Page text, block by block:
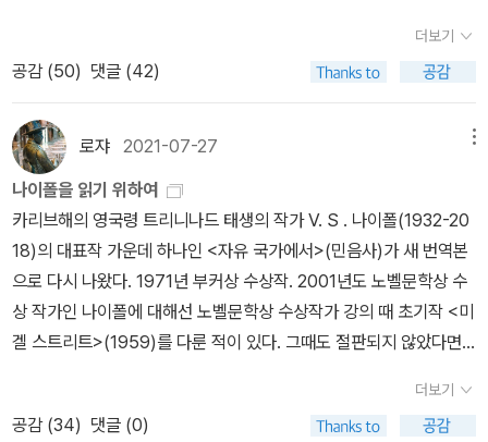
실은 그들이 자초한 일이라고 말하는 사람”이며, 식민지 출신으로서
의 자신의 정체성을 망각하거나 외면하는 사람이었다. 이런 비판은
나이폴이 식민지 출신 작가들에게 기대되는 지배자와 피지배자 구도
의 담론 대신 식민지인(피지배자)들 사이의 내부 갈등을 다루었기 때
문으로 보인다. 나이폴의 작품에서는 대부부분 피지배자들끼리 대결
구도에 있으며, 식민지 상태를 벗어났음에도 자신의 중심을 찾는 진
정한 독립을 성공하지 못하고 주변부에서 떠돌아다닐 뿐인 상태가 그
려진다. 또한 많은 작품에서 인도인들의 집단주의와 문화적인 인습,
힌두교를 비아냥거린다. 그러나 세계적인 작가로서 나이폴이 갖는 정
치적 한계를 차치하고, 인간적인 시각에서 이 작가의 고통에 공감.동
정하지 않을 수 있을까? 작품 속 상황은 제3세계인이 공통적으로 겪
있었다고 하니, 하는 말이다. 1차 세계대전이 발발하기 전, 아직 트리
니다드와 토바고가 각각의 식민지로 떨어져 있을 당시, 트리니다드의
한 농촌 도시에서, 힌두교 미신에 의하면 불길하기 짝이 없는 자정, 밤
열두 시에, 머리부터 나오는 것이 아니라 두 발부터 세상 구경을 하면
서, 손가락을 여섯 개 달고 한 아이가 태어나니 이이가 바로 오늘의 주
인공 모헌 비스와스 씨다. 더 이상 불길할 수 없는 별자리를 타고 난
모헌을 내려다보며 일종의 주술사는 지금 태어난 이 집안의 셋째 아
이가 어미 아비를 잡아먹을 팔자라고 단정을 해버리면서, 특별하게
물, 마시는 물이나, 물 비슷한 우유, 술 등을 일컫는 것이 아니고, 흐르
는 물 가까이엔 절대로 못 가게 해야 한다고 아이의 부모 가슴에 힘차
게 못질을 한다. 이런 예언은 아빠보다는 엄마 빕티의 가슴에 팍 새겨
락이 어느 날 신체에서 똑 떨어지고 몇 년 지나지 않아, 인생에서 딱
미숑, <사소한 삶>여러분 이 책 궁금하지 않습니까? 작년 12월에 출
간되었을 때부터 나는 환호하면서 바구니에 담아둔 책이었는데(믿고
읽는 역자 ‘윤진’), 그 몇 달 간 아무도 안 산다..... 100자평도 리뷰도
없다. 민음사에서 그 흔한 서평단에게 책 뿌리기도 안 했는가 보다. 그
래서 걍 내가 읽고 써주기로 했다. 피에르 미숑은 국내 초역. 그는 ‘현
대 프랑스 문학의 신비이자 기적으로 불리며, 프란츠 카프카상 등 전
세계 주요 문학상을 석권한 신화적 존재’라는데 이런 소개보다도 나
는 이 책의 첫 문장. ‘나의 허세가 어디서 왔는지 말해 보자.’에 반해서
샀다.... 요즘 읽는 중- 이놈아 이미 이 문장부터가 허세여! ㅋㅋ 크리
스티앙 보뱅, <흰옷을 입은 여인>1984books에서 나오는 보뱅 책
아는 분들은 아시겠지만, 여기서 나오는책 가볍고 얇고 아무튼 그래
서 금방 읽는다. 에밀리 디킨슨을 다룬 보뱅의 글이 넘나 궁금해서 알
라딘 배송비 정책이 1만 5천 원 이상 무료 배송으로 바뀌기 전에 냉큼
더보기
공감 (50) 댓글 (42)
로쟈 2021-07-27
나이폴을 읽기 위하여
카리브해의 영국령 트리니나드 태생의 작가 V. S . 나이폴(1932-20
18)의 대표작 가운데 하나인 <자유 국가에서>(민음사)가 새 번역본
으로 다시 나왔다. 1971년 부커상 수상작. 2001년도 노벨문학상 수
상 작가인 나이폴에 대해선 노벨문학상 수상작가 강의 때 초기작 <미
겔 스트리트>(1959)를 다룬 적이 있다. 그때도 절판되지 않았다면
길>과 함께 번역됐지만 절판됐었다. <세계 속의 길>은 민음사판으로
재번역돼 나온다 한다). 나이폴은 제3세계문학을 대표하는 작가 가
더보기
공감 (34) 댓글 (0)